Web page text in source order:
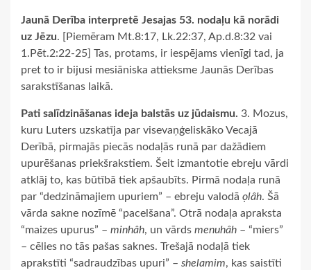
Jaunā Derība interpretē Jesajas 53. nodaļu kā norādi
uz Jēzu. [Piemēram Mt.8:17, Lk.22:37, Ap.d.8:32 vai
1.Pēt.2:22-25] Tas, protams, ir iespējams vienīgi tad, ja
pret to ir bijusi mesiāniska attieksme Jaunās Derības
sarakstīšanas laikā.
Pati salīdzināšanas ideja balstās uz jūdaismu. 3. Mozus,
kuru Luters uzskatīja par visevaņģeliskāko Vecajā
Derībā, pirmajās piecās nodaļās runā par dažādiem
upurēšanas priekšrakstiem. Šeit izmantotie ebreju vārdi
atklāj to, kas būtībā tiek apšaubīts. Pirmā nodaļa runā
par “dedzināmajiem upuriem” – ebreju valodā ọlâh. Šā
vārda sakne nozīmē “pacelšana”. Otrā nodaļa apraksta
“maizes upurus” – minhâh, un vārds menuhâh – “miers”
– cēlies no tās pašas saknes. Trešajā nodaļā tiek
aprakstīti “sadraudzības upuri” – shelamim, kas saistīti